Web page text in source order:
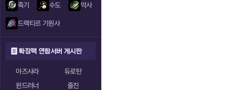
죽기 수도 악사
드랙티르 기원사
확장팩 연합서버 게시판
아즈샤라
듀로탄
윈드러너
줄진